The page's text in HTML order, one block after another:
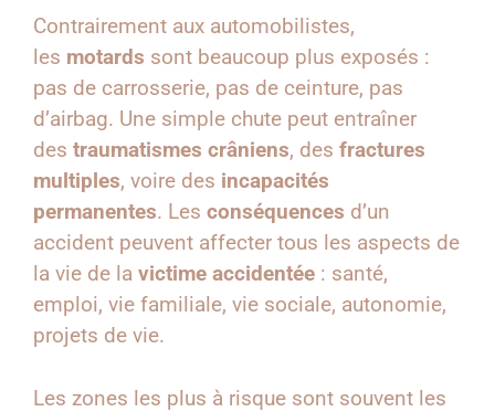
Contrairement aux automobilistes,
les motards sont beaucoup plus exposés :
pas de carrosserie, pas de ceinture, pas
d’airbag. Une simple chute peut entraîner
des traumatismes crâniens, des fractures
multiples, voire des incapacités
permanentes. Les conséquences d’un
accident peuvent affecter tous les aspects de
la vie de la victime accidentée : santé,
emploi, vie familiale, vie sociale, autonomie,
projets de vie.
Les zones les plus à risque sont souvent les